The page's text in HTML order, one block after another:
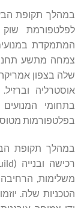
לפלטפורמת שוק
שלה בצפון
אוסטרליה
בתחומי
בפלטפורמות
משלימות,
הטכניות שלה.